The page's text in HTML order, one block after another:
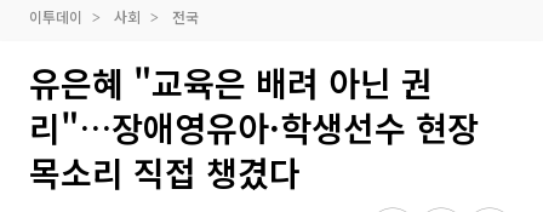
이투데이 사회 전국
유은혜 "교육은 배려 아닌 권
리"…장애영유아·학생선수 현장
목소리 직접 챙겼다